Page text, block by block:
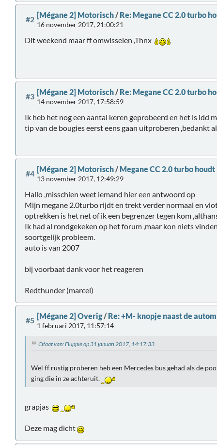
#2 [Mégane 2] Motorisch/Re: Megane CC 2.0 turbo
16 november 2017, 21:00:21
Dit weekend maar ff omwisselen ,Thnx
#3 [Mégane 2] Motorisch/Re: Megane CC 2.0 turbo
14 november 2017, 17:58:59
Ik heb het nog een aantal keren geprobeerd en het is idd
tip van de bougies eerst eens gaan uitproberen ,bedankt
#4 [Mégane 2] Motorisch/Megane CC 2.0 turbo
13 november 2017, 12:49:29
Hallo ,misschien weet iemand hier een antwoord op
Mijn megane 2.0turbo rijdt en trekt verder normaal en
optrekken is het net of ik een begrenzer tegen kom
Ik had al rondgekeken op het forum ,maar kon niets
soortgelijk probleem.
auto is van 2007
bij voorbaat dank voor het reageren
Redthunder (marcel)
#5 [Mégane 2] Overig/Re: +M- knopje naast de
1 februari 2017, 11:57:14
Citaat van: Fluppie op 31 januari 2017, 14:17:33
Wel ff rustig proberen heb een Mercedes bus gehad als de
ging die in ze achteruit.
grapjas
Deze mag dicht